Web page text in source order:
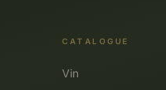
CATALOGUE
Vin